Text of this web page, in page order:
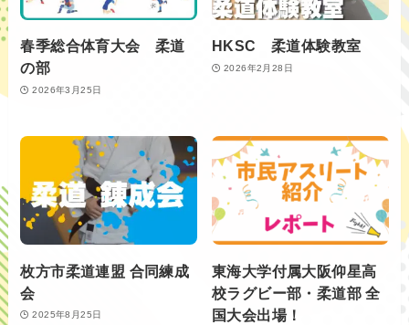
春季総合体育大会 柔道
の部
2026年3月25日
HKSC 柔道体験教室
2026年2月28日
枚方市柔道連盟 合同練成
会
2025年8月25日
東海大学付属大阪仰星高
校ラグビー部・柔道部 全
国大会出場！